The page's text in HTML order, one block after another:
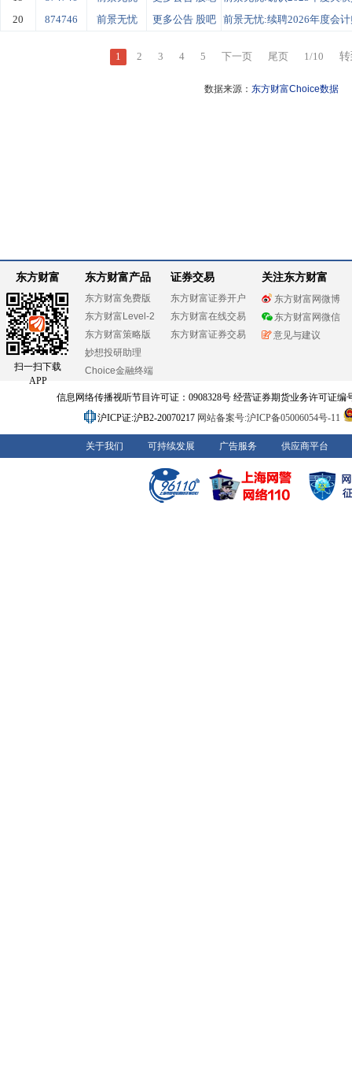
20
874746 前景无忧 更多公告 股吧 前景无忧:续聘2026年度会
1 2 3 4 5 下一页 尾页 1/10
数据来源： 东方财富Choice数据
东方财富
扫一扫下载
APP
东方财富产品
东方财富免费版
东方财富Level-2
东方财富策略版
妙想投研助理
Choice金融终端
证券交易
东方财富证券开户
东方财富在线交易
东方财富证券交易
关注东方财富
东方财富网微博
东方财富网微信
意见与建议
信息网络传播视听节目许可证：0908328号 经营证券期货业务许可证编
沪ICP证:沪B2-20070217 网站备案号:沪ICP备05006054号-11
关于我们 可持续发展 广告服务 供应商平台